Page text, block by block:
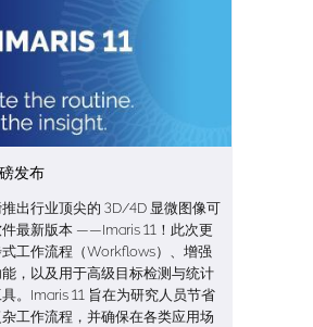
发布
出行业顶尖的 3D/4D 显微图像可
最新版本 ——Imaris 11！此次更
工作流程（Workflows）、增强
，以及用于高级目标检测与统计
。Imaris 11 旨在为研究人员节省
工作流程，并确保在各类应用场